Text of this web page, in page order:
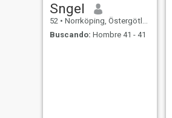
Sngel
52 • Norrköping, Östergötland, Suecia
Buscando: Hombre 41 - 41